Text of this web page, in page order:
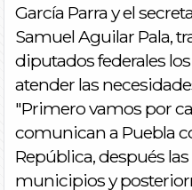
García Parra y el
Samuel Aguilar Pala,
diputados federales
atender las
"Primero vamos por
comunican a Puebla
República, después
municipios y